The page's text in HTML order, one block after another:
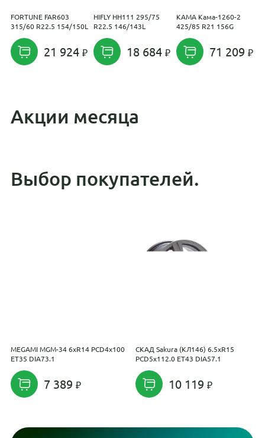
FORTUNE FAR603
315/60 R22.5 154/150L
21 924
HIFLY HH111 295/75
R22.5 146/143L
18 684
KAMA Кама-1260-2
425/85 R21 156G
71 209
Акции месяца
Выбор покупателей.
MEGAMI MGM-34 6xR14 PCD4x100
ET35 DIA73.1
7 389
СКАД Sakura (КЛ146) 6.5xR15
PCD5x112.0 ET43 DIA57.1
10 119